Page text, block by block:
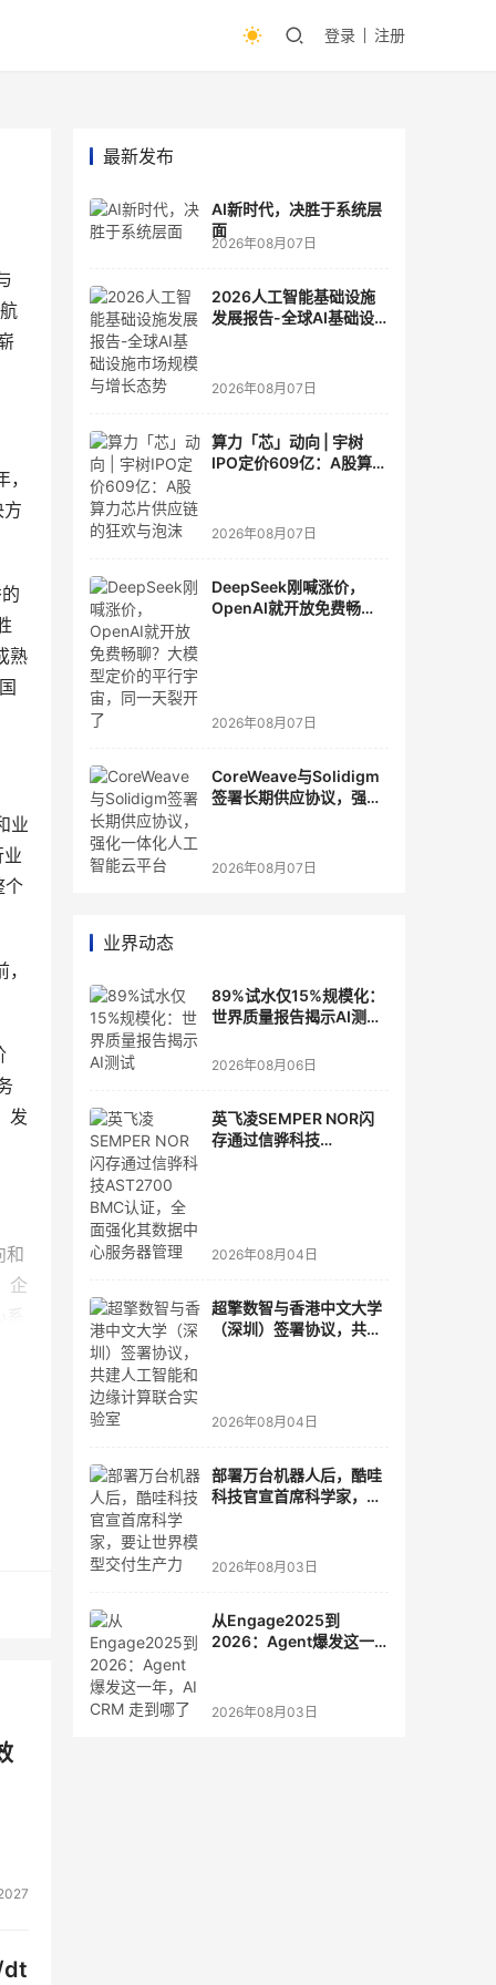
登录 注册
熟
业
个
发
和
企
dt
最新发布
AI新时代，决胜于系统层
面
2026年08月07日
2026人工智能基础设施
发展报告-全球AI基础设
2026年08月07日
算力「芯」动向 | 宇树
IPO定价609亿：A股算力
2026年08月07日
DeepSeek刚喊涨价，
OpenAI就开放免费畅
2026年08月07日
CoreWeave与Solidigm
签署长期供应协议，强化
2026年08月07日
业界动态
89%试水仅15%规模化：
世界质量报告揭示AI测
2026年08月06日
英飞凌SEMPER NOR闪
存通过信骅科技
2026年08月04日
超擎数智与香港中文大学
（深圳）签署协议，共建
2026年08月04日
部署万台机器人后，酷哇
科技官宣首席科学家，要
2026年08月03日
从Engage2025到
2026：Agent爆发这一
2026年08月03日